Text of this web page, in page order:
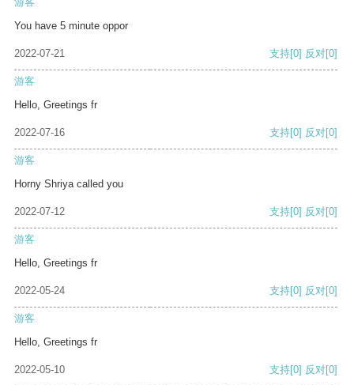
You have 5 minute oppor
2022-07-21 支持[0] 反对[0]
游客
Hello, Greetings fr
2022-07-16 支持[0] 反对[0]
游客
Horny Shriya called you
2022-07-12 支持[0] 反对[0]
游客
Hello, Greetings fr
2022-05-24 支持[0] 反对[0]
游客
Hello, Greetings fr
2022-05-10 支持[0] 反对[0]